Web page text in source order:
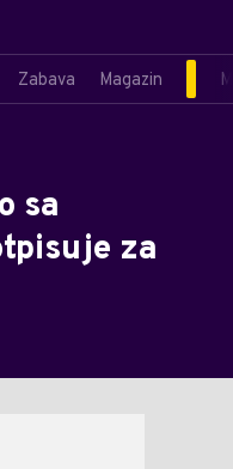
Zabava Magazin
sa
za